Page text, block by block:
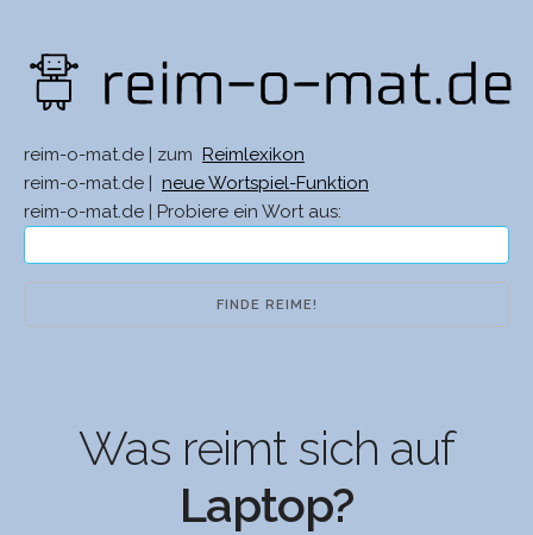
reim-o-mat.de | zum
Reimlexikon
reim-o-mat.de |
neue Wortspiel-Funktion
reim-o-mat.de | Probiere ein Wort aus:
Was reimt sich auf
Laptop?